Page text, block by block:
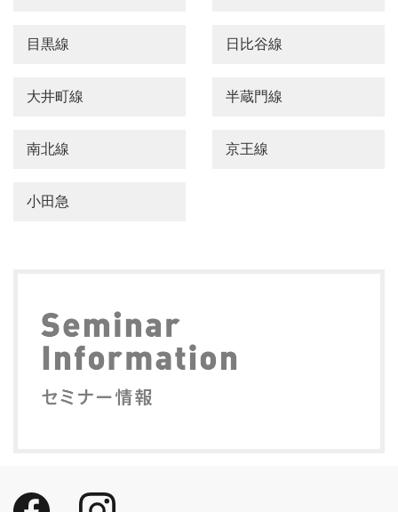
目黒線 日比谷線
大井町線 半蔵門線
南北線 京王線
小田急